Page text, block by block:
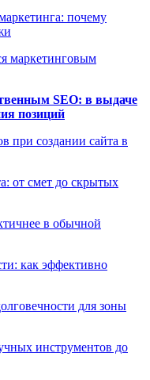
почему
маркетинговым
SEO: в выдаче
позиций
при создании сайта в
от смет до скрытых
в обычной
как эффективно
для зоны
инструментов до